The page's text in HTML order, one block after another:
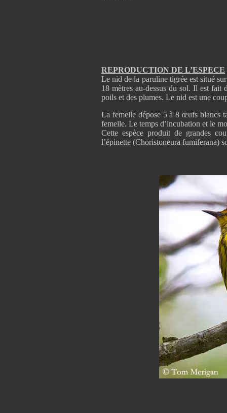
REPRODUCTION DE L’ESPECE
Le nid de la paruline tigrée est situé
18 mètres au-dessus du sol. Il est fait
poils et des plumes. Le nid est une
La femelle dépose 5 à 8 œufs blancs
femelle. Le temps d’incubation et le
Cette espèce produit de grandes
l’épinette (Choristoneura fumiferana)